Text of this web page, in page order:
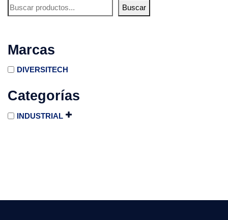
Buscar
Marcas
DIVERSITECH
Categorías
INDUSTRIAL